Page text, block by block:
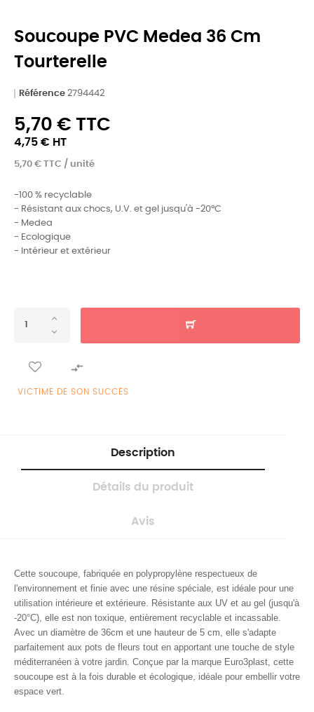
Soucoupe PVC Medea 36 Cm
Tourterelle
Référence 2794442
5,70 € TTC
4,75 € HT
5,70 € TTC / unité
-100 % recyclable
- Résistant aux chocs, U.V. et gel jusqu'à -20°C
- Medea
- Ecologique
- Intérieur et extérieur

VICTIME DE SON SUCCÈS
Description
Détails du produit
Avis
Cette soucoupe, fabriquée en polypropylène respectueux de
l'environnement et finie avec une résine spéciale, est idéale pour une
utilisation intérieure et extérieure. Résistante aux UV et au gel (jusqu'à
-20°C), elle est non toxique, entièrement recyclable et incassable.
Avec un diamètre de 36cm et une hauteur de 5 cm, elle s'adapte
parfaitement aux pots de fleurs tout en apportant une touche de style
méditerranéen à votre jardin. Conçue par la marque Euro3plast, cette
soucoupe est à la fois durable et écologique, idéale pour embellir votre
espace vert.